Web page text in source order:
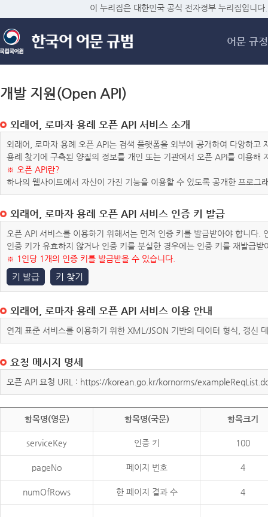
메
이 누리집은 대한민국 공식 전자정부 누리집입니다.
어문 규정
개발 지원(Open API)
외래어, 로마자 용례 오픈 API 서비스 소개
외래어, 로마자 용례 오픈 API는 검색 플랫폼을 외부에 공개하여 다양하
용례 찾기에 구축된 양질의 정보를 개인 또는 기관에서 오픈 API를 이용해
※ 오픈 API란?
하나의 웹사이트에서 자신이 가진 기능을 이용할 수 있도록 공개한 프로그
외래어, 로마자 용례 오픈 API 서비스 인증 키 발급
오픈 API 서비스를 이용하기 위해서는 먼저 인증 키를 발급받아야 합니다
인증 키가 유효하지 않거나 인증 키를 분실한 경우에는 인증 키를 재발급받
※ 1인당 1개의 인증 키를 발급받을 수 있습니다.
키 발급 키 찾기
외래어, 로마자 용례 오픈 API 서비스 이용 안내
연계 표준 서비스를 이용하기 위한 XML/JSON 기반의 데이터 형식, 갱신
요청 메시지 명세
오픈 API 요청 URL : https://korean.go.kr/kornorms/
항목명(영문) 항목명(국문) 항목크기
serviceKey 인증 키 100
pageNo 페이지 번호 4
numOfRows 한 페이지 결과 수 4